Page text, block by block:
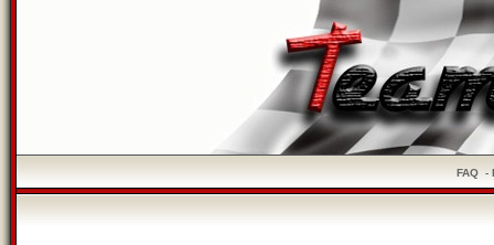
FAQ-